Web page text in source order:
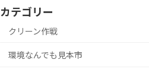
カテゴリー
クリーン作戦
環境なんでも見本市